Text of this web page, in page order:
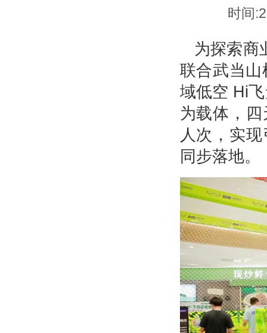
时间
为探索商
联合武当山
域低空 Hi
为载体，
人次，实
同步落地。